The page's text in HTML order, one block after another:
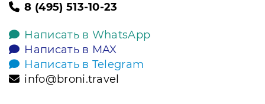
8 (495) 513-10-23
Написать в WhatsApp
Написать в MAX
Написать в Telegram
info@broni.travel